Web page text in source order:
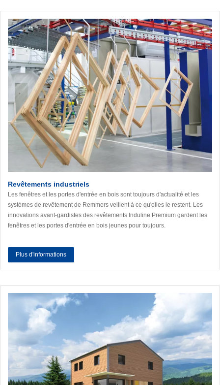
Revêtements industriels
Les fenêtres et les portes d'entrée en bois sont toujours d'actualité et les
systèmes de revêtement de Remmers veillent à ce qu'elles le restent. Les
innovations avant-gardistes des revêtements Induline Premium gardent les
fenêtres et les portes d'entrée en bois jeunes pour toujours.
Plus d'informations